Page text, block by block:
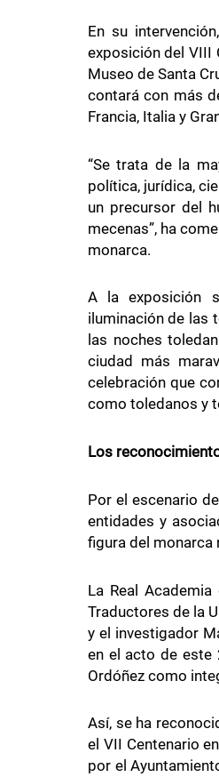
En su
exposición del VIII
Museo de Santa
contará con más
Francia, Italia y
“Se trata de la
política, jurídica,
un precursor del
mecenas”, ha
monarca.
A la exposición
iluminación de las
las noches
ciudad más
celebración que
como toledanos y
Los
Por el escenario
entidades y
figura del monarca
La Real
Traductores de la
y el investigador
en el acto de este
Ordóñez como
Así, se ha
el VII Centenario
por el